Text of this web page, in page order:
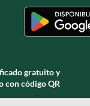
gratuito y
con código QR